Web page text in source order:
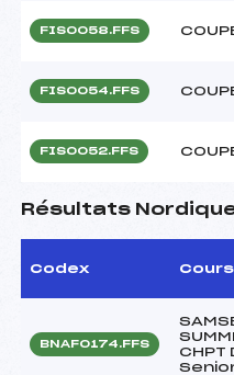
FIS0058.FFS
FIS0054.FFS
FIS0052.FFS
Résultats
Codex
BNAF0174.FFS
CHPT